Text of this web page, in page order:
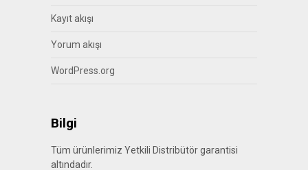
Kayıt akışı
Yorum akışı
WordPress.org
Bilgi
Tüm ürünlerimiz Yetkili Distribütör garantisi
altındadır.